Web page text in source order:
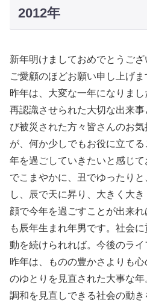
2012年
新年明けましておめでとうご
ご愛顧のほどお願い申し上げま
昨年は、大変な一年になりま
再認識させられた大切な出来
び被災された方々皆さんのお
が、何か少しでもお役に立て
年を過ごしていきたいと感じ
でこまやかに、丑でゆったり
し、辰で天に昇り、大きく大
顔で今年を過ごすことが出来
も辰年生まれ年男です。社会
動を続けられれば。今後のライ
昨年は、ものの豊かさよりも
のゆとりを見直された大事な
調和を見直しできる社会の動